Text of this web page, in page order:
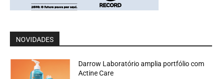
NOVIDADES
Darrow Laboratório amplia portfólio com
Actine Care